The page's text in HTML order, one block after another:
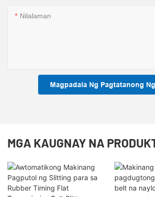
Nilalaman
Magpadala Ng Pagtatanong
MGA KAUGNAY NA